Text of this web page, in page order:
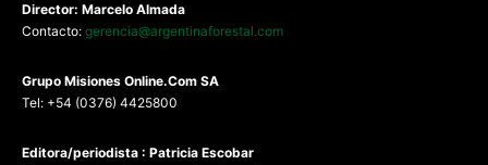
Director: Marcelo Almada
Contacto: gerencia@argentinaforestal.com
Grupo Misiones Online.Com SA
Tel: +54 (0376) 4425800
Editora/periodista : Patricia Escobar